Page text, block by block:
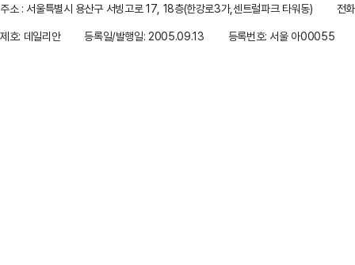
주소 : 서울특별시 용산구 서빙고로 17, 18층(한강로3가,센트럴파크 타워동)
전
제호: 데일리안
등록일/발행일: 2005.09.13 등록번호: 서울 아00055